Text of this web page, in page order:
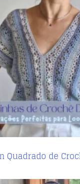
Quadrado de